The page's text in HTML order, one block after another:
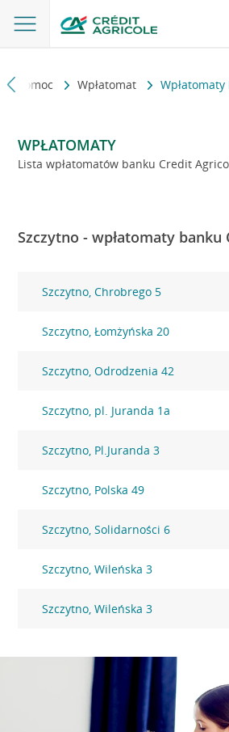
i pomoc Wpłatomat
WPŁATOMATY
Lista wpłatomatów banku Credit
Szczytno - wpłatomaty banku
Szczytno, Chrobrego 5
Szczytno, Łomżyńska 20
Szczytno, Odrodzenia 42
Szczytno, pl. Juranda 1a
Szczytno, Pl.Juranda 3
Szczytno, Polska 49
Szczytno, Solidarności 6
Szczytno, Wileńska 3
Szczytno, Wileńska 3